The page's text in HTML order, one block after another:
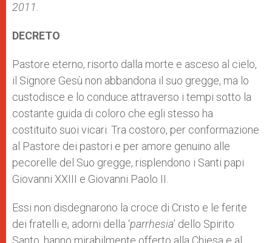
2011.
DECRETO
Pastore eterno, risorto dalla morte e asceso al cielo,
il Signore Gesù non abbandona il suo gregge, ma lo
custodisce e lo conduce attraverso i tempi sotto la
costante guida di coloro che egli stesso ha
costituito suoi vicari. Tra costoro, per conformazione
al Pastore dei pastori e per amore genuino alle
pecorelle del Suo gregge, risplendono i Santi papi
Giovanni XXIII e Giovanni Paolo II.
Essi non disdegnarono la croce di Cristo e le ferite
dei fratelli e, adorni della ‘parrhesia’ dello Spirito
Santo, hanno mirabilmente offerto alla Chiesa e al